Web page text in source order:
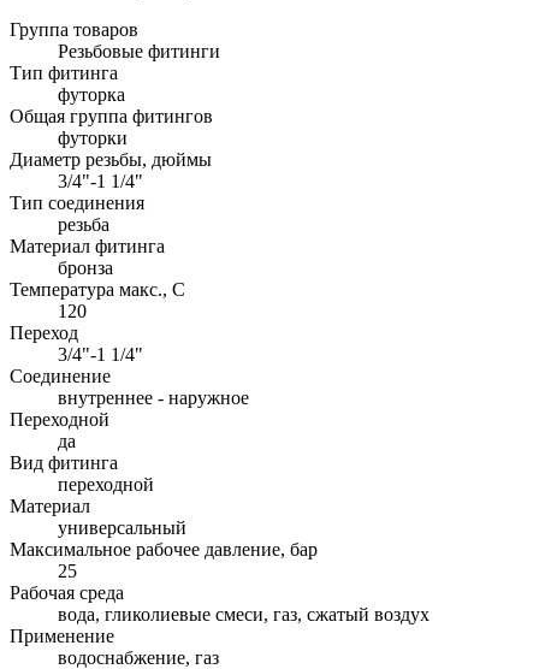
Группа товаров
Резьбовые фитинги
Тип фитинга
футорка
Общая группа фитингов
футорки
Диаметр резьбы, дюймы
3/4"-1 1/4"
Тип соединения
резьба
Материал фитинга
бронза
Температура макс., С
120
Переход
3/4"-1 1/4"
Соединение
внутреннее - наружное
Переходной
да
Вид фитинга
переходной
Материал
универсальный
Максимальное рабочее давление, бар
25
Рабочая среда
вода, гликолиевые смеси, газ, сжатый воздух
Применение
водоснабжение, газ